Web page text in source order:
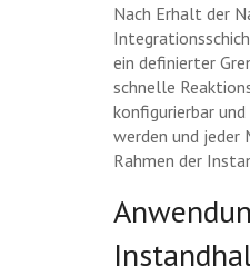
Nach Erhalt der
ein definierter
schnelle
konfigurierbar
werden und jeder
Rahmen der